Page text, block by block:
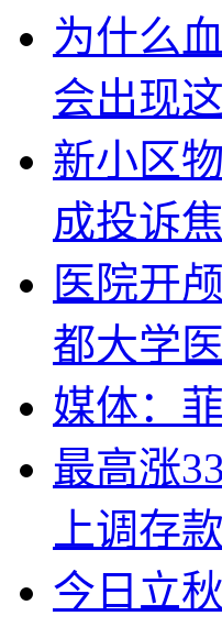
为什么
会出现
新小区
成投诉焦
医院开
都大学
媒体：
最高涨
上调存
今日立